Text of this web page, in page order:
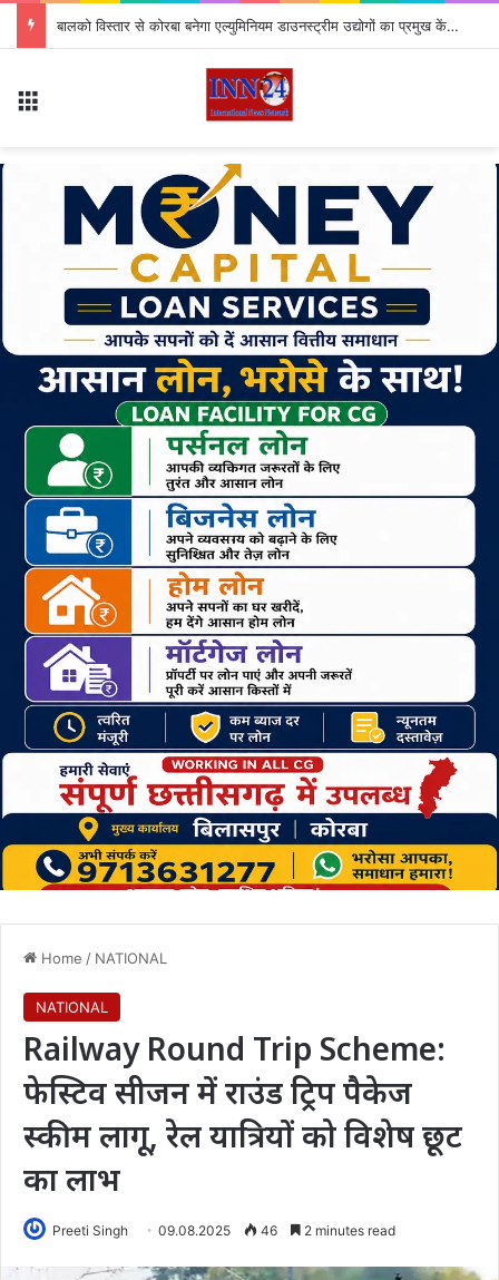
बालको विस्तार से कोरबा बनेगा एल्युमिनियम डाउनस्ट्रीम उद्योगों का प्रमुख केंद्र
Home / NATIONAL
NATIONAL
Railway Round Trip Scheme:
फेस्टिव सीजन में राउंड ट्रिप पैकेज
स्कीम लागू, रेल यात्रियों को विशेष छूट
का लाभ
Preeti Singh 09.08.2025 46 2 minutes read